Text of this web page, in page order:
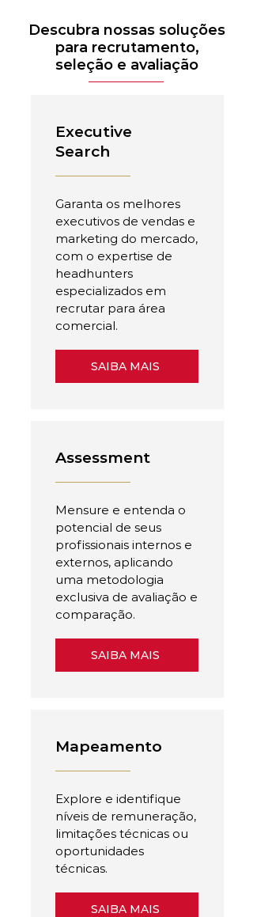
Descubra nossas soluções
para recrutamento,
seleção e avaliação
Executive
Search
Garanta os melhores
executivos de vendas e
marketing do mercado,
com o expertise de
headhunters
especializados em
recrutar para área
comercial.
SAIBA MAIS
Assessment
Mensure e entenda o
potencial de seus
profissionais internos e
externos, aplicando
uma metodologia
exclusiva de avaliação e
comparação.
SAIBA MAIS
Mapeamento
Explore e identifique
níveis de remuneração,
limitações técnicas ou
oportunidades
técnicas.
SAIBA MAIS